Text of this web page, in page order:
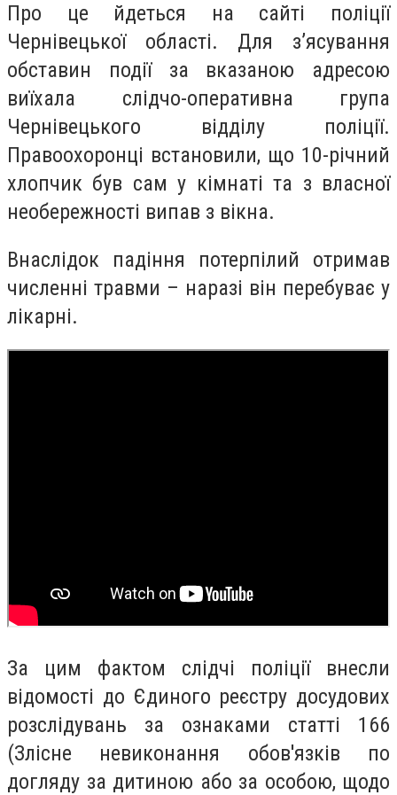
Про це йдеться на сайті поліції
Чернівецької області. Для з’ясування
обставин події за вказаною адресою
виїхала слідчо-оперативна група
Чернівецького відділу поліції.
Правоохоронці встановили, що 10-річний
хлопчик був сам у кімнаті та з власної
необережності випав з вікна.
Внаслідок падіння потерпілий отримав
численні травми – наразі він перебуває у
лікарні.
За цим фактом слідчі поліції внесли
відомості до Єдиного реєстру досудових
розслідувань за ознаками статті 166
(Злісне невиконання обов'язків по
догляду за дитиною або за особою, щодо